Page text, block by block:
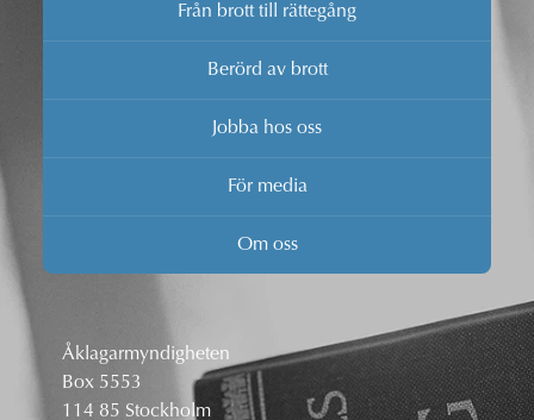
Från brott till rättegång
Berörd av brott
Jobba hos oss
För media
Om oss
Åklagarmyndigheten
Box 5553
114 85 Stockholm